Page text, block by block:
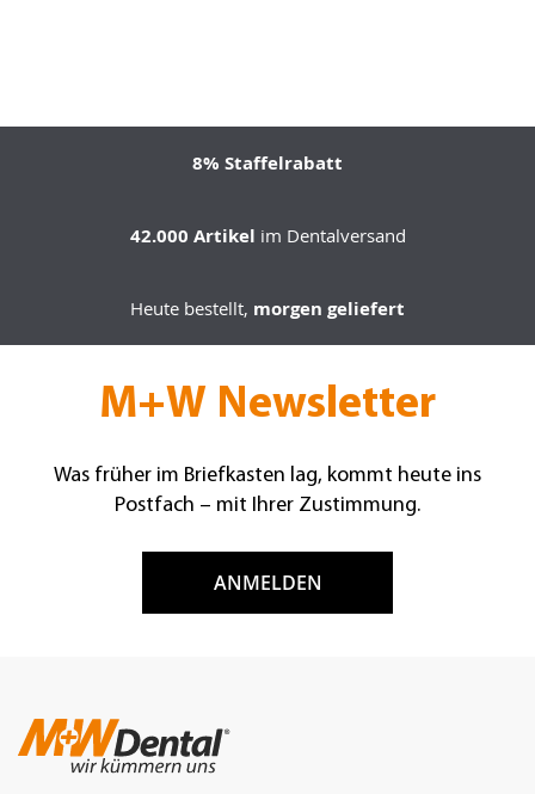
8% Staffelrabatt
42.000 Artikel im Dentalversand
Heute bestellt, morgen geliefert
M+W Newsletter
Was früher im Briefkasten lag, kommt heute ins
Postfach – mit Ihrer Zustimmung.
ANMELDEN